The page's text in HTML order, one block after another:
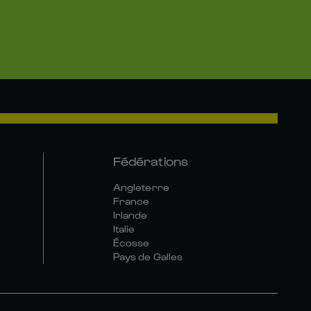
Fédérations
Angleterre
France
Irlande
Italie
Écosse
Pays de Galles